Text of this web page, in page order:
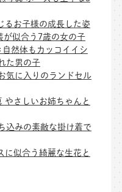
るお子様の成長した姿
似合う7歳の女の子
然体もカッコイイシ
た男の子
気に入りのランドセル
やさしいお姉ちゃんと
込みの素敵な掛け着で
似合う綺麗な生花と